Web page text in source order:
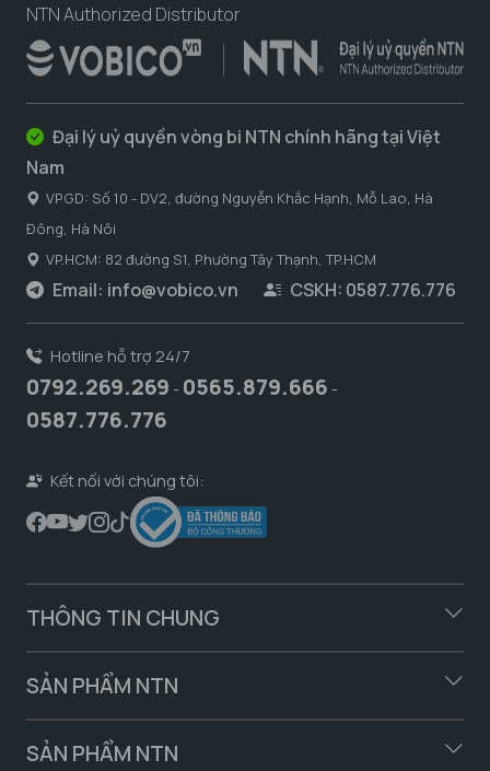
NTN Authorized Distributor
Đại lý uỷ quyền vòng bi NTN chính hãng tại Việt
Nam
VPGD: Số 10 - DV2, đường Nguyễn Khắc Hạnh, Mỗ Lao, Hà
Đông, Hà Nôi
VP.HCM: 82 đường S1, Phường Tây Thạnh, TP.HCM
Email: info@vobico.vn CSKH: 0587.776.776
Hotline hỗ trợ 24/7
0792.269.269 - 0565.879.666 -
0587.776.776
Kết nối với chúng tôi:
THÔNG TIN CHUNG
SẢN PHẨM NTN
SẢN PHẨM NTN